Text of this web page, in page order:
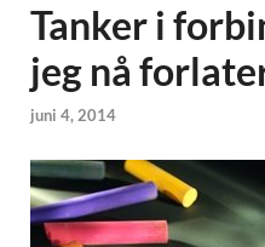
Tanker i
jeg nå
juni 4, 2014